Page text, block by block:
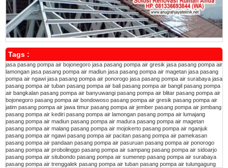
Tags :
jasa pasang pompa air bojonegoro jasa pasang pompa air gresik jasa pasang pompa air
lamongan jasa pasang pompa air madiun jasa pasang pompa air magetan jasa pasang
pompa air ngawi jasa pasang pompa air ponorogo jasa pasang pompa air surabaya jasa
pasang pompa air tuban pasang pompa air bali pasang pompa air bangil pasang pompa
air bangkalan pasang pompa air banyuwangi pasang pompa air blitar pasang pompa air
bojonegoro pasang pompa air bondowoso pasang pompa air gresik pasang pompa air
jatim pasang pompa air jawa timur pasang pompa air jember pasang pompa air jombang
pasang pompa air kediri pasang pompa air lamongan pasang pompa air lumajang
pasang pompa air madiun pasang pompa air madura pasang pompa air magetan
pasang pompa air malang pasang pompa air mojokerto pasang pompa air nganjuk
pasang pompa air ngawi pasang pompa air pacitan pasang pompa air pamekasan
pasang pompa air pandaan pasang pompa air pasuruan pasang pompa air ponorogo
pasang pompa air probolinggo pasang pompa air sampang pasang pompa air sidoarjo
pasang pompa air situbondo pasang pompa air sumenep pasang pompa air surabaya
pasang pompa air trenggalek pasang pompa air tuban pasang pompa air tulungagung